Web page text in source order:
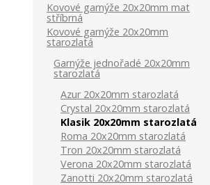
Kovové garnýže 20x20mm mat
stříbrná
Kovové garnýže 20x20mm
starozlatá
Garnýže jednořadé 20x20mm
starozlatá
Azur 20x20mm starozlatá
Crystal 20x20mm starozlatá
Klasik 20x20mm starozlatá
Roma 20x20mm starozlatá
Tron 20x20mm starozlatá
Verona 20x20mm starozlatá
Zanotti 20x20mm starozlatá